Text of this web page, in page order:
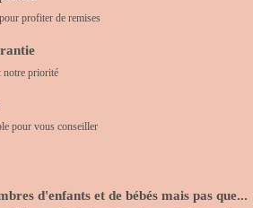
profiter de remises
notre priorité
pour vous conseiller
d'enfants et de bébés mais pas que...